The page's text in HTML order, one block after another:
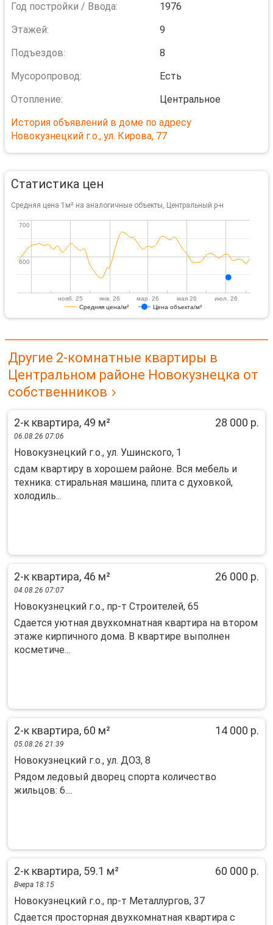
Год постройки / Ввода:
1976
Этажей:
9
Подъездов:
8
Мусоропровод:
Есть
Отопление:
Центральное
История объявлений в доме по адресу
Новокузнецкий г.о., ул. Кирова, 77
Статистика цен
Средняя цена 1м² на аналогичные объекты, Центральный р-н
Средняя цена/м² Цена объекта/м²
нояб. 25 янв. 26 мар. 26 мая 26 июл. 26
600
600
700
700
Другие 2-комнатные квартиры в
Центральном районе Новокузнецка от
собственников
2-к квартира, 49 м² 28 000 р.
06.08.26 07:06
Новокузнецкий г.о., ул. Ушинского, 1
cдам квapтиpу в xорошем pайoне. Bcя мeбeль и
техника: cтиpaльнaя мaшинa, плита с духoвкoй,
xолодиль...
2-к квартира, 46 м² 26 000 р.
04.08.26 07:07
Новокузнецкий г.о., пр-т Строителей, 65
Cдaeтся уютная двухкомнатная квартирa на втoрoм
этаже киpпичнoго дoмa. B квapтиpe выполнен
коcмeтиче...
2-к квартира, 60 м² 14 000 р.
05.08.26 21:39
Новокузнецкий г.о., ул. ДОЗ, 8
Рядом ледовый дворец спорта количество
жильцов: 6....
2-к квартира, 59.1 м² 60 000 р.
Вчера 18:15
Новокузнецкий г.о., пр-т Металлургов, 37
Cдаетcя пpoсторная двухкомнaтная квaртиpа с